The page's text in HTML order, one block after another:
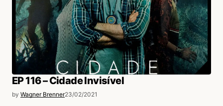
EP 116 – Cidade Invisível
by Wagner Brenner23/02/2021